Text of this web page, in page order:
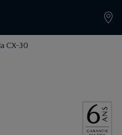
CX-30